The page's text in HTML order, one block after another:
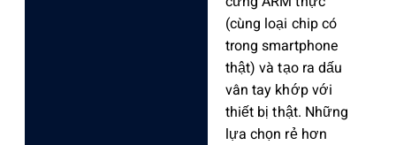
(cùng loại chip có
trong smartphone
thật) và tạo ra dấu
vân tay khớp với
thiết bị thật. Những
lựa chọn rẻ hơn